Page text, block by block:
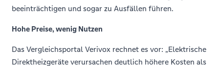
beeinträchtigen und sogar zu Ausfällen führen.
Hohe Preise, wenig Nutzen
Das Vergleichsportal Verivox rechnet es vor: „Elektrische
Direktheizgeräte verursachen deutlich höhere Kosten als